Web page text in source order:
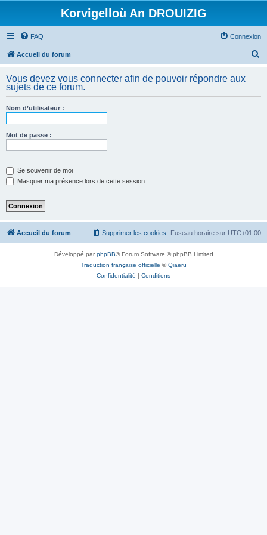
Korvigelloù An DROUIZIG
FAQ Connexion
Accueil du forum
h
Vous devez vous connecter afin de pouvoir répondre aux
sujets de ce forum.
Nom d’utilisateur :
Mot de passe :
Se souvenir de moi
Masquer ma présence lors de cette session
Accueil du forum Fuseau horaire sur UTC+01:00
Supprimer les cookies
Développé parphpBB® Forum Software © phpBB Limited
Traduction française officielle ©Qiaeru
Confidentialité | Conditions